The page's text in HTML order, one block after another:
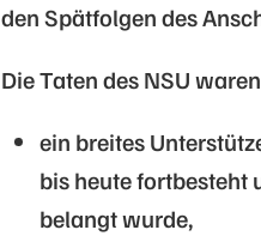
den Spätfolgen des
Die Taten des NSU
ein breites
bis heute fortbesteht
belangt wurde,